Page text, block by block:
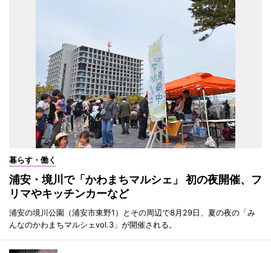
暮らす・働く
浦安・境川で「かわまちマルシェ」 初の夜開催、フ
リマやキッチンカーなど
浦安の境川公園（浦安市東野1）とその周辺で8月29日、夏の夜の「み
んなのかわまちマルシェvol.3」が開催される。